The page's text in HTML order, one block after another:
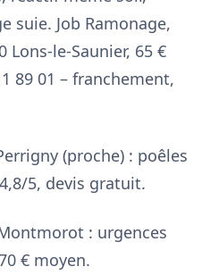
suie. Job Ramonage,
Lons-le-Saunier, 65 €
89 01 – franchement,
(proche) : poêles
5, devis gratuit.
: urgences
€ moyen.